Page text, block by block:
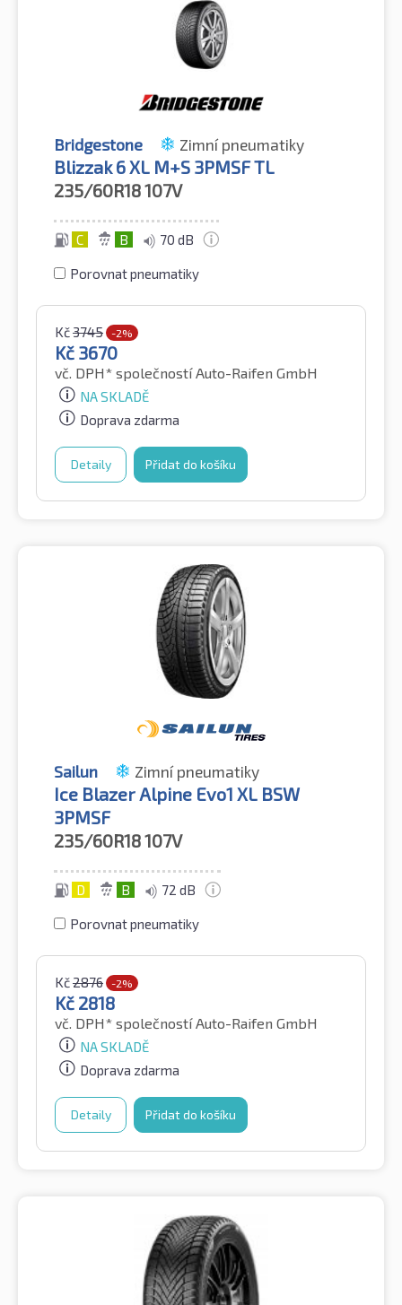
Bridgestone Zimní pneumatiky
Blizzak 6 XL M+S 3PMSF TL
235/60R18107V
C B 70 dB
Porovnat pneumatiky
Kč3745 -2%
Kč 3670
vč. DPH* společností Auto-Raifen GmbH
NA SKLADĚ
Doprava zdarma
Detaily Přidat do košíku
Sailun Zimní pneumatiky
Ice Blazer Alpine Evo1 XL BSW
3PMSF
235/60R18107V
D B 72 dB
Porovnat pneumatiky
Kč2876 -2%
Kč 2818
vč. DPH* společností Auto-Raifen GmbH
NA SKLADĚ
Doprava zdarma
Detaily Přidat do košíku